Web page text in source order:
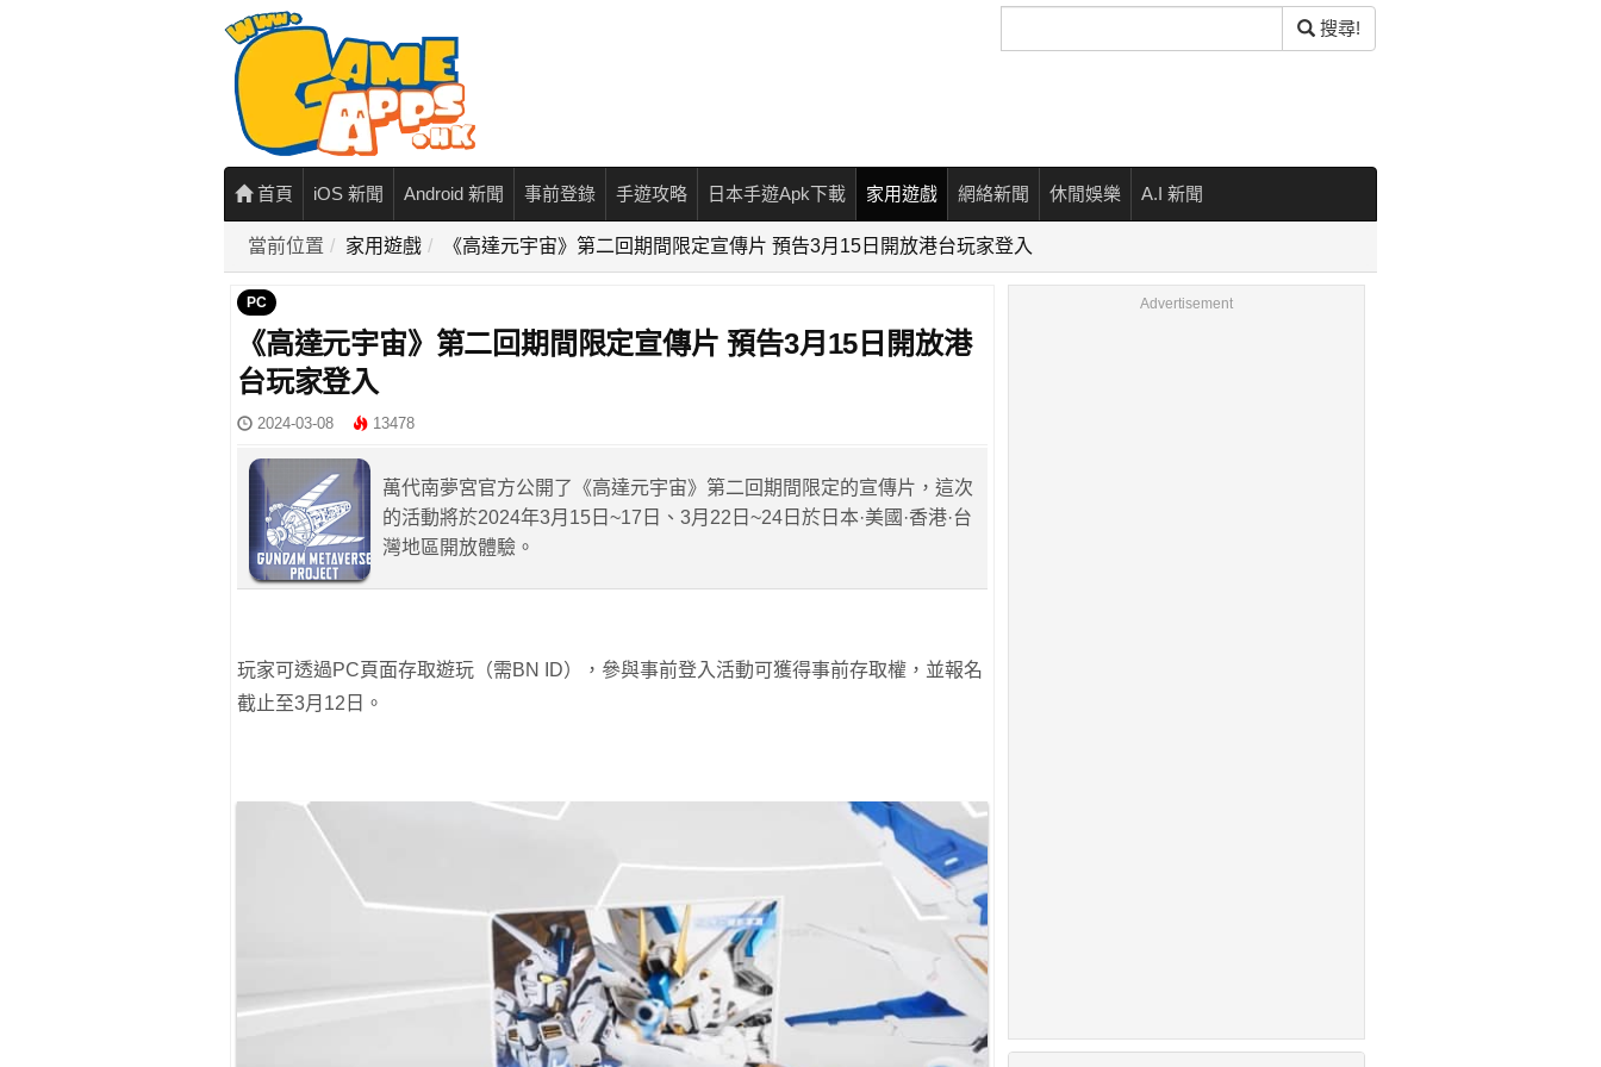
尋
搜尋!
首頁 iOS 新聞 Android 新聞 事前登錄 手遊攻略 日本手遊Apk下載 家用遊戲 網絡新聞 休閒娛樂 A.I 新聞
當前位置 家用遊戲 《高達元宇宙》第二回期間限定宣傳片 預告3月15日開放港台玩家登入
PC
《高達元宇宙》第二回期間限定宣傳片 預告3月15日開放港
台玩家登入
2024-03-08 13478
萬代南夢宮官方公開了《高達元宇宙》第二回期間限定的宣傳片，這次
的活動將於2024年3月15日~17日、3月22日~24日於日本·美國·香港·台
灣地區開放體驗。
玩家可透過PC頁面存取遊玩（需BN ID），參與事前登入活動可獲得事前存取權，並報名
截止至3月12日。
Advertisement